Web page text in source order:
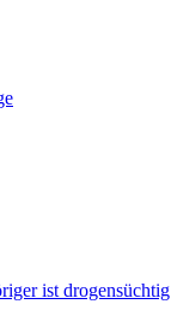
ist drogensüchtig